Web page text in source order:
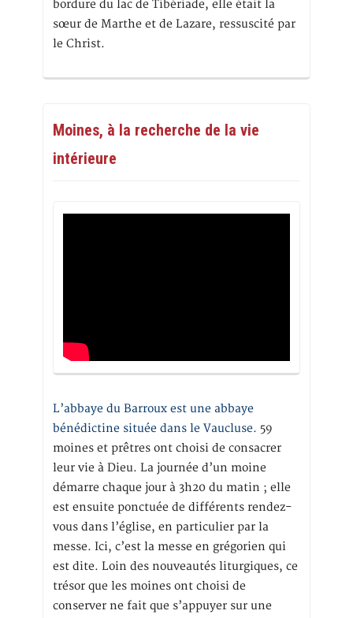
bordure du lac de Tibériade, elle était la
sœur de Marthe et de Lazare, ressuscité par
le Christ.
Moines, à la recherche de la vie
intérieure
L’abbaye du Barroux est une abbaye
bénédictine située dans le Vaucluse. 59
moines et prêtres ont choisi de consacrer
leur vie à Dieu. La journée d’un moine
démarre chaque jour à 3h20 du matin ; elle
est ensuite ponctuée de différents rendez-
vous dans l’église, en particulier par la
messe. Ici, c’est la messe en grégorien qui
est dite. Loin des nouveautés liturgiques, ce
trésor que les moines ont choisi de
conserver ne fait que s’appuyer sur une